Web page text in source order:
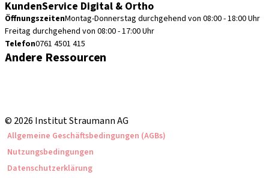
KundenService Digital & Ortho
ÖffnungszeitenMontag-Donnerstag durchgehend von 08:00 - 18:00 Uhr
Freitag durchgehend von 08:00 - 17:00 Uhr
Telefon0761 4501 415
Andere Ressourcen
© 2026 Institut Straumann AG
Allgemeine Geschäftsbedingungen (AGBs)
Nutzungsbedingungen
Datenschutzerklärung